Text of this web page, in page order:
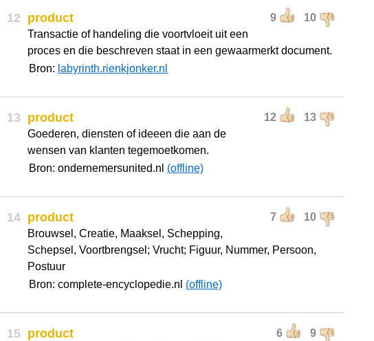
12 9 10
product
Transactie of handeling die voortvloeit uit een
proces en die beschreven staat in een gewaarmerkt document.
Bron: labyrinth.rienkjonker.nl
13 12 13
product
Goederen, diensten of ideeen die aan de
wensen van klanten tegemoetkomen.
Bron: ondernemersunited.nl (offline)
14 7 10
product
Brouwsel, Creatie, Maaksel, Schepping,
Schepsel, Voortbrengsel; Vrucht; Figuur, Nummer, Persoon,
Postuur
Bron: complete-encyclopedie.nl (offline)
15 6 9
product